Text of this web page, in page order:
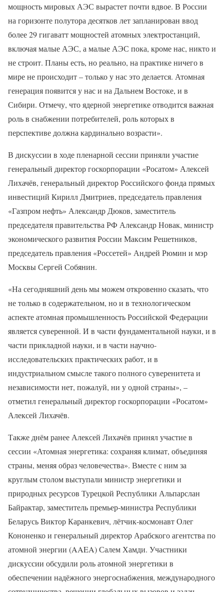
мощность мировых АЭС вырастет почти вдвое. В России
на горизонте полутора десятков лет запланирован ввод
более 29 гигаватт мощностей атомных электростанций,
включая малые АЭС, а малые АЭС пока, кроме нас, никто и
не строит. Планы есть, но реально, на практике ничего в
мире не происходит – только у нас это делается. Атомная
генерация появится у нас и на Дальнем Востоке, и в
Сибири. Отмечу, что ядерной энергетике отводится важная
роль в снабжении потребителей, роль которых в
перспективе должна кардинально возрасти».
В дискуссии в ходе пленарной сессии приняли участие
генеральный директор госкорпорации «Росатом» Алексей
Лихачёв, генеральный директор Российского фонда прямых
инвестиций Кирилл Дмитриев, председатель правления
«Газпром нефть» Александр Дюков, заместитель
председателя правительства РФ Александр Новак, министр
экономического развития России Максим Решетников,
председатель правления «Россетей» Андрей Рюмин и мэр
Москвы Сергей Собянин.
«На сегодняшний день мы можем откровенно сказать, что
не только в содержательном, но и в технологическом
аспекте атомная промышленность Российской Федерации
является суверенной. И в части фундаментальной науки, и в
части прикладной науки, и в части научно-
исследовательских практических работ, и в
индустриальном смысле такого полного суверенитета и
независимости нет, пожалуй, ни у одной страны», –
отметил генеральный директор госкорпорации «Росатом»
Алексей Лихачёв.
Также днём ранее Алексей Лихачёв принял участие в
сессии «Атомная энергетика: сохраняя климат, объединяя
страны, меняя образ человечества». Вместе с ним за
круглым столом выступали министр энергетики и
природных ресурсов Турецкой Республики Альпарслан
Байрактар, заместитель премьер-министра Республики
Беларусь Виктор Каранкевич, лётчик-космонавт Олег
Кононенко и генеральный директор Арабского агентства по
атомной энергии (AAEA) Салем Хамди. Участники
дискуссии обсудили роль атомной энергетики в
обеспечении надёжного энергоснабжения, международного